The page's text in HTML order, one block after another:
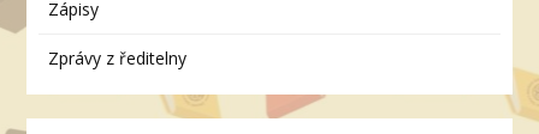
Zápisy
Zprávy z ředitelny